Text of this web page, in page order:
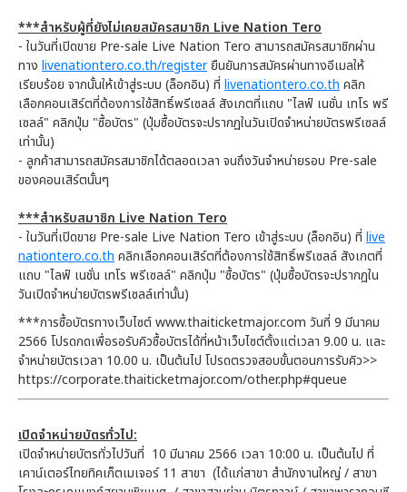
***สำหรับผู้ที่ยังไม่เคยสมัครสมาชิก Live Nation Tero
- ในวันที่เปิดขาย Pre-sale Live Nation Tero สามารถสมัครสมาชิกผ่าน
ทาง livenationtero.co.th/registerยืนยันการสมัครผ่านทางอีเมลให้
เรียบร้อย จากนั้นให้เข้าสู่ระบบ (ล็อกอิน) ที่ livenationtero.co.th คลิก
เลือกคอนเสิร์ตที่ต้องการใช้สิทธิ์พรีเซลล์ สังเกตที่แถบ "ไลฟ์ เนชั่น เทโร พรี
เซลล์" คลิกปุ่ม "ซื้อบัตร" (ปุ่มซื้อบัตรจะปรากฏในวันเปิดจำหน่ายบัตรพรีเซลล์
เท่านั้น)
- ลูกค้าสามารถสมัครสมาชิกได้ตลอดเวลา จนถึงวันจำหน่ายรอบ Pre-sale
ของคอนเสิร์ตนั้นๆ
***สำหรับสมาชิก Live Nation Tero
- ในวันที่เปิดขาย Pre-sale Live Nation Tero เข้าสู่ระบบ (ล็อกอิน) ที่ live
nationtero.co.th คลิกเลือกคอนเสิร์ตที่ต้องการใช้สิทธิ์พรีเซลล์ สังเกตที่
แถบ "ไลฟ์ เนชั่น เทโร พรีเซลล์" คลิกปุ่ม "ซื้อบัตร" (ปุ่มซื้อบัตรจะปรากฏใน
วันเปิดจำหน่ายบัตรพรีเซลล์เท่านั้น)
***การซื้อบัตรทางเว็บไซต์ www.thaiticketmajor.com วันที่ 9 มีนาคม
2566 โปรดกดเพื่อรอรับคิวซื้อบัตรได้ที่หน้าเว็บไซต์ตั้งแต่เวลา 9.00 น. และ
จำหน่ายบัตรเวลา 10.00 น. เป็นต้นไป โปรดตรวจสอบขั้นตอนการรับคิว>>
https://corporate.thaiticketmajor.com/other.php#queue
เปิดจำหน่ายบัตรทั่วไป:
เปิดจำหน่ายบัตรทั่วไปวันที่ 10 มีนาคม 2566 เวลา 10:00 น. เป็นต้นไป ที่
เคาน์เตอร์ไทยทิคเก็ตเมเจอร์ 11 สาขา (ได้แก่สาขา สำนักงานใหญ่ / สาขา